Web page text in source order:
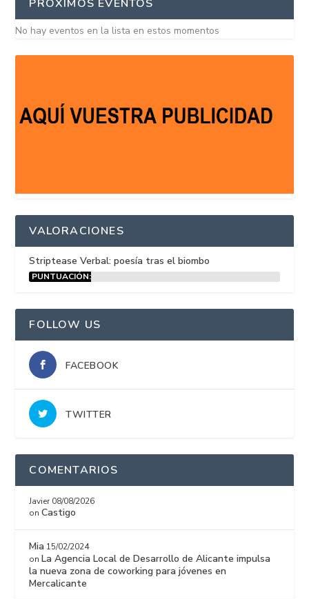
PRÓXIMOS EVENTOS
No hay eventos en la lista en estos momentos
VALORACIONES
Striptease Verbal: poesía tras el biombo
PUNTUACIÓN:
FOLLOW US
FACEBOOK
TWITTER
COMENTARIOS
Javier 08/08/2026
onCastigo
Mia 15/02/2024
onLa Agencia Local de Desarrollo de Alicante impulsa
la nueva zona de coworking para jóvenes en
Mercalicante